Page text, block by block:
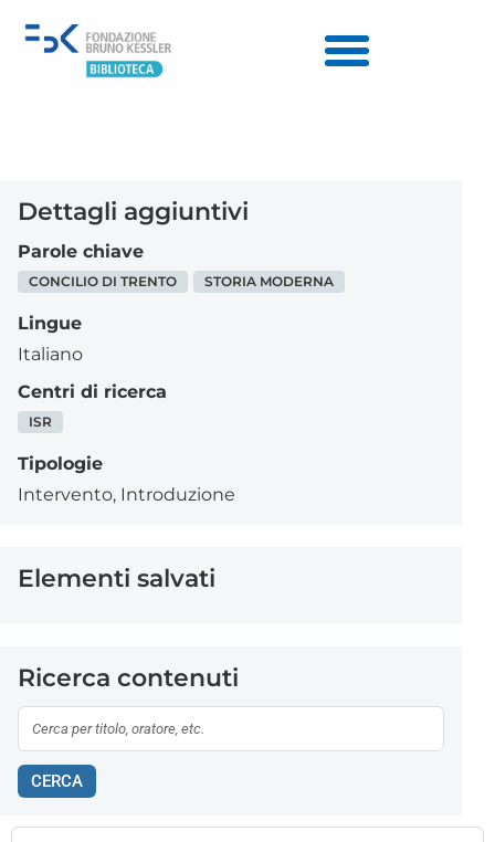
Dettagli aggiuntivi
Parole chiave
CONCILIO DI TRENTO STORIA MODERNA
Lingue
Italiano
Centri di ricerca
ISR
Tipologie
Intervento, Introduzione
Elementi salvati
Ricerca contenuti
CERCA